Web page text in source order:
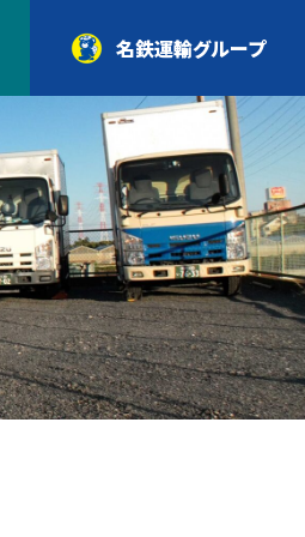
名鉄運輸グループ